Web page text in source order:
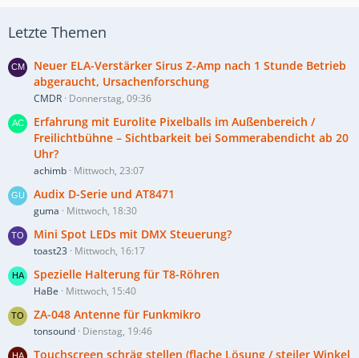
Letzte Themen
Neuer ELA-Verstärker Sirus Z-Amp nach 1 Stunde Betrieb
abgeraucht, Ursachenforschung
CMDR Donnerstag, 09:36
Erfahrung mit Eurolite Pixelballs im Außenbereich /
Freilichtbühne – Sichtbarkeit bei Sommerabendicht ab 20
Uhr?
achimb Mittwoch, 23:07
Audix D-Serie und AT8471
guma Mittwoch, 18:30
Mini Spot LEDs mit DMX Steuerung?
toast23 Mittwoch, 16:17
Spezielle Halterung für T8-Röhren
HaBe Mittwoch, 15:40
ZA-048 Antenne für Funkmikro
tonsound Dienstag, 19:46
Touchscreen schräg stellen (flache Lösung / steiler Winkel